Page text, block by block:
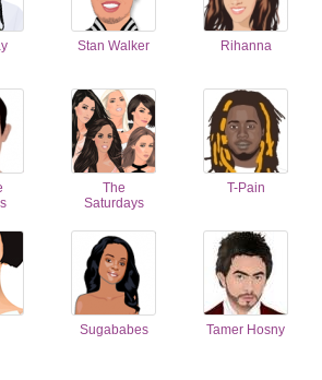
Stan Walker Rihanna
The
Saturdays
T-Pain
Sugababes Tamer Hosny